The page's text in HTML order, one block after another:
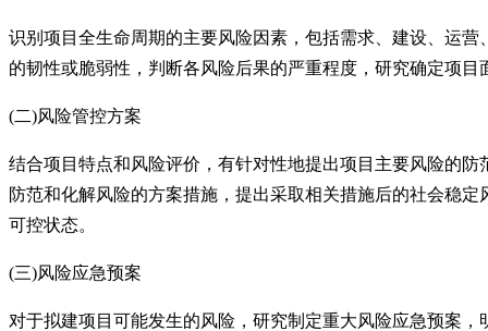
识别项目全生命周期的主要风险因素，包括需求、建设、运
的韧性或脆弱性，判断各风险后果的严重程度，研究确定项目
(二)风险管控方案
结合项目特点和风险评价，有针对性地提出项目主要风险的
防范和化解风险的方案措施，提出采取相关措施后的社会稳定
可控状态。
(三)风险应急预案
对于拟建项目可能发生的风险，研究制定重大风险应急预案